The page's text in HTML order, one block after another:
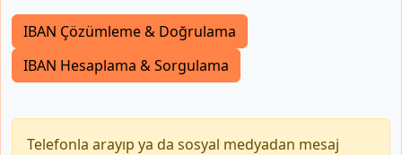
IBAN Çözümleme & Doğrulama
IBAN Hesaplama & Sorgulama
Telefonla arayıp ya da sosyal medyadan mesaj